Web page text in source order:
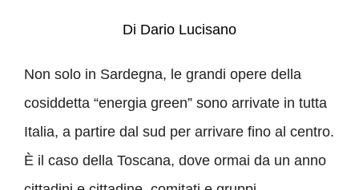
Di Dario Lucisano
Non solo in Sardegna, le grandi opere della
cosiddetta “energia green” sono arrivate in tutta
Italia, a partire dal sud per arrivare fino al centro.
È il caso della Toscana, dove ormai da un anno